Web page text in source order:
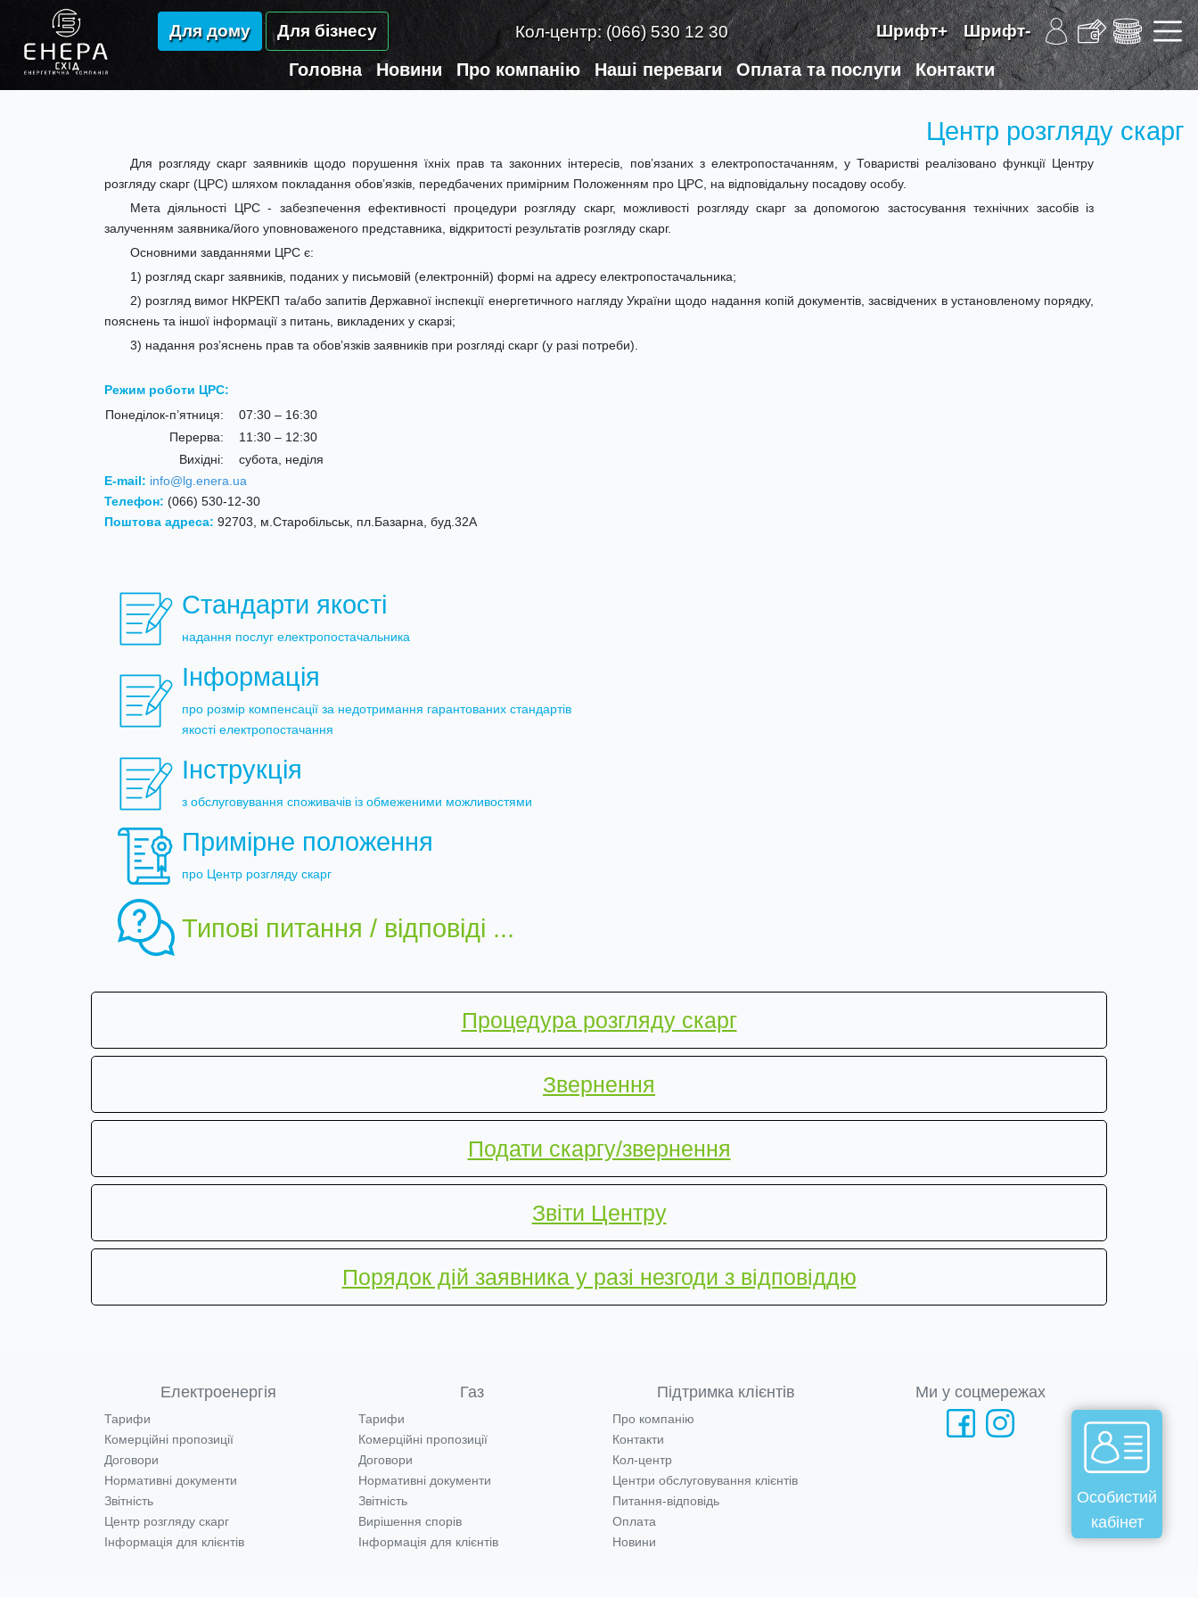
Для дому Для бізнесу Кол-центр:(066) 530 12 30 Шрифт+ Шрифт-
Головна Новини Про компанію Наші переваги Оплата та послуги Контакти
Центр розгляду скарг
Для розгляду скарг заявників щодо порушення їхніх прав та законних інтересів, пов’язаних з електропостачанням, у Товаристві реалізовано функції Центру
розгляду скарг (ЦРС) шляхом покладання обов’язків, передбачених примірним Положенням про ЦРС, на відповідальну посадову особу.
Мета діяльності ЦРС - забезпечення ефективності процедури розгляду скарг, можливості розгляду скарг за допомогою застосування технічних засобів із
залученням заявника/його уповноваженого представника, відкритості результатів розгляду скарг.
Основними завданнями ЦРС є:
1) розгляд скарг заявників, поданих у письмовій (електронній) формі на адресу електропостачальника;
2) розгляд вимог НКРЕКП та/або запитів Державної інспекції енергетичного нагляду України щодо надання копій документів, засвідчених в установленому порядку,
пояснень та іншої інформації з питань, викладених у скарзі;
3) надання роз’яснень прав та обов’язків заявників при розгляді скарг (у разі потреби).
Режим роботи ЦРС:
Понеділок-п’ятниця:
07:30 – 16:30
Перерва:
11:30 – 12:30
Вихідні:
субота, неділя
E-mail: info@lg.enera.ua
Телефон: (066) 530-12-30
Поштова адреса: 92703, м.Старобільськ, пл.Базарна, буд.32А
Стандарти якості
надання послуг електропостачальника
Інформація
про розмір компенсації за недотримання гарантованих стандартів
якості електропостачання
Інструкція
з обслуговування споживачів із обмеженими можливостями
Примірне положення
про Центр розгляду скарг
Типові питання / відповіді ...
Процедура розгляду скарг
Звернення
Подати скаргу/звернення
Звіти Центру
Порядок дій заявника у разі незгоди з відповіддю
Електроенергія
Тарифи
Комерційні пропозиції
Договори
Нормативні документи
Звітність
Центр розгляду скарг
Інформація для клієнтів
Газ
Тарифи
Комерційні пропозиції
Договори
Нормативні документи
Звітність
Вирішення спорів
Інформація для клієнтів
Підтримка клієнтів
Про компанію
Контакти
Кол-центр
Центри обслуговування клієнтів
Питання-відповідь
Оплата
Новини
Ми у соцмережах
Особистий
кабінет